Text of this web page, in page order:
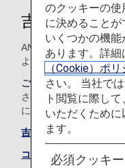
吉祥航空のコ
ANAとのコードシェア
より提供されます。
ご注意コードシェア便
されます。詳細につい
に直接お問い合わせく
吉祥航空のサイト
コードシェア便一覧
のクッキーの
に決めることが
いくつかの機
あります。詳細
（Cookie）ポ
さい。 当社で
ト閲覧に際し
いただくために
ます。
必須クッキー